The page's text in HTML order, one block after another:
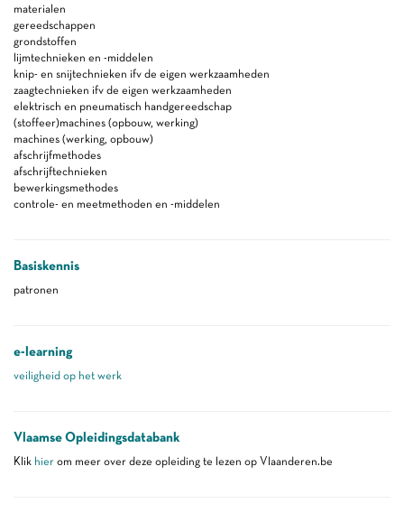
materialen
gereedschappen
grondstoffen
lijmtechnieken en -middelen
knip- en snijtechnieken ifv de eigen werkzaamheden
zaagtechnieken ifv de eigen werkzaamheden
elektrisch en pneumatisch handgereedschap
(stoffeer)machines (opbouw, werking)
machines (werking, opbouw)
afschrijfmethodes
afschrijftechnieken
bewerkingsmethodes
controle- en meetmethoden en -middelen
Basiskennis
patronen
e-learning
veiligheid op het werk
Vlaamse Opleidingsdatabank
Klik hier om meer over deze opleiding te lezen op Vlaanderen.be